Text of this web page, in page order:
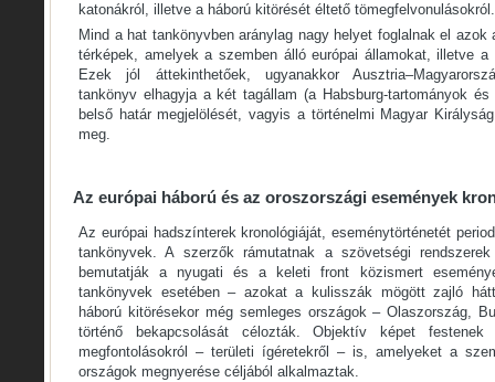
katonákról, illetve a háború kitörését éltető tömegfelvonulásokról.
Mind a hat tankönyvben aránylag nagy helyet foglalnak el
térképek, amelyek a szemben álló európai államokat, illetve
Ezek jól áttekinthetőek, ugyanakkor
tankönyv elhagyja a két tagállam (a Habsburg-tartományok
belső határ megjelölését, vagyis a történelmi Magyar
meg.
Az európai háború és az oroszországi események
Az európai hadszínterek kronológiáját, eseménytörténetét
tankönyvek. A szerzők rámutatnak a szövetségi rendszerek
bemutatják a nyugati és a keleti front közismert
tankönyvek esetében – azokat a kulisszák mögött zajló
háború kitörésekor még semleges országok – Olaszország,
történő bekapcsolását célozták. Objektív képet
megfontolásokról – területi ígéretekről ­­– is, amelyeket a
országok megnyerése céljából alkalmaztak.